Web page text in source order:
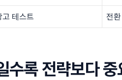
고 테스트 전
수록 전략보다 중